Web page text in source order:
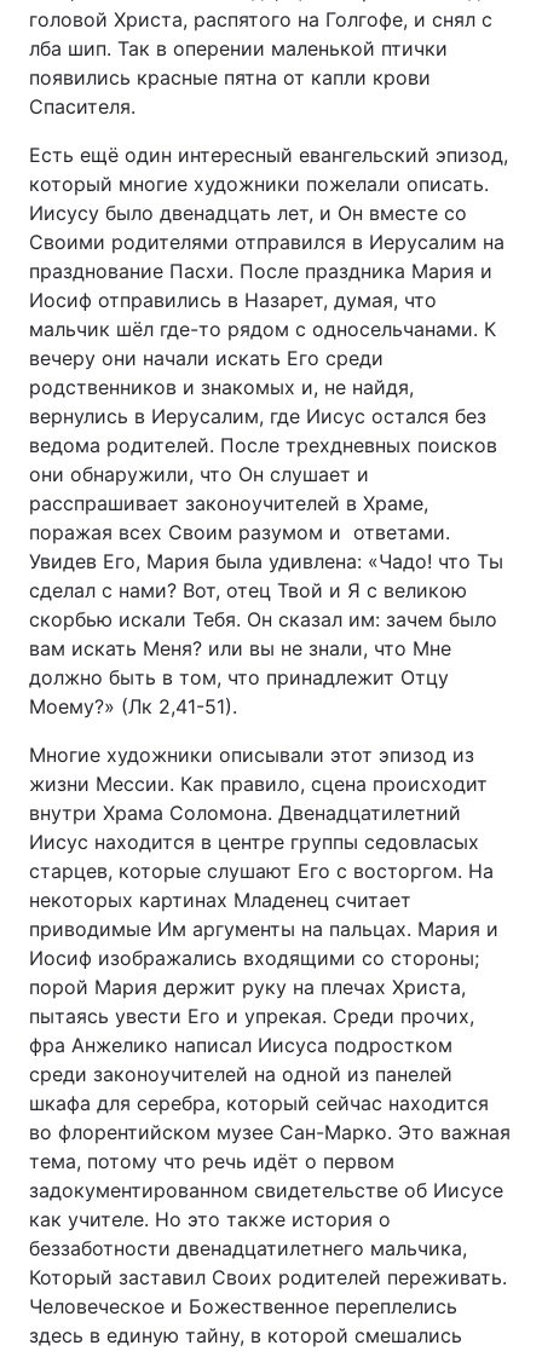
головой Христа, распятого на Голгофе, и снял с
лба шип. Так в оперении маленькой птички
появились красные пятна от капли крови
Спасителя.
Есть ещё один интересный евангельский эпизод,
который многие художники пожелали описать.
Иисусу было двенадцать лет, и Он вместе со
Своими родителями отправился в Иерусалим на
празднование Пасхи. После праздника Мария и
Иосиф отправились в Назарет, думая, что
мальчик шёл где-то рядом с односельчанами. К
вечеру они начали искать Его среди
родственников и знакомых и, не найдя,
вернулись в Иерусалим, где Иисус остался без
ведома родителей. После трехдневных поисков
они обнаружили, что Он слушает и
расспрашивает законоучителей в Храме,
поражая всех Своим разумом и ответами.
Увидев Его, Мария была удивлена: «Чадо! что Ты
сделал с нами? Вот, отец Твой и Я с великою
скорбью искали Тебя. Он сказал им: зачем было
вам искать Меня? или вы не знали, что Мне
должно быть в том, что принадлежит Отцу
Моему?» (Лк 2,41-51).
Многие художники описывали этот эпизод из
жизни Мессии. Как правило, сцена происходит
внутри Храма Соломона. Двенадцатилетний
Иисус находится в центре группы седовласых
старцев, которые слушают Его с восторгом. На
некоторых картинах Младенец считает
приводимые Им аргументы на пальцах. Мария и
Иосиф изображались входящими со стороны;
порой Мария держит руку на плечах Христа,
пытаясь увести Его и упрекая. Среди прочих,
фра Анжелико написал Иисуса подростком
среди законоучителей на одной из панелей
шкафа для серебра, который сейчас находится
во флорентийском музее Сан-Марко. Это важная
тема, потому что речь идёт о первом
задокументированном свидетельстве об Иисусе
как учителе. Но это также история о
беззаботности двенадцатилетнего мальчика,
Который заставил Своих родителей переживать.
Человеческое и Божественное переплелись
здесь в единую тайну, в которой смешались